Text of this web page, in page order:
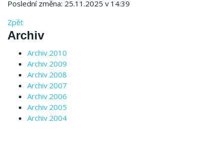
Poslední změna: 25.11.2025 v 14:39
Zpět
Archiv
Archiv 2010
Archiv 2009
Archiv 2008
Archiv 2007
Archiv 2006
Archiv 2005
Archiv 2004